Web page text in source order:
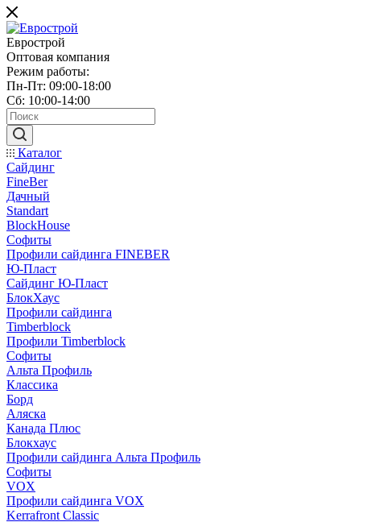
Еврострой
Оптовая компания
Режим работы:
Пн-Пт: 09:00-18:00
Сб: 10:00-14:00
Каталог
Сайдинг
FineBer
Дачный
Standart
BlockHouse
Софиты
Профили сайдинга FINEBER
Ю-Пласт
Сайдинг Ю-Пласт
БлокХаус
Профили сайдинга
Timberblock
Профили Timberblock
Софиты
Альта Профиль
Классика
Борд
Аляска
Канада Плюс
Блокхаус
Профили сайдинга Альта Профиль
Софиты
VOX
Профили сайдинга VOX
Kerrafront Classic